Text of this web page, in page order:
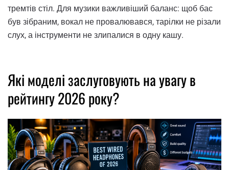
тремтів стіл. Для музики важливіший баланс: щоб бас
був зібраним, вокал не провалювався, тарілки не різали
слух, а інструменти не злипалися в одну кашу.
Які моделі заслуговують на увагу в
рейтингу 2026 року?